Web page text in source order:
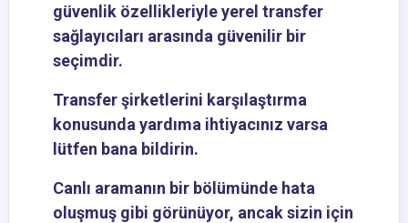
güvenlik özellikleriyle yerel transfer
sağlayıcıları arasında güvenilir bir
seçimdir.
Transfer şirketlerini karşılaştırma
konusunda yardıma ihtiyacınız varsa
lütfen bana bildirin.
Canlı aramanın bir bölümünde hata
oluşmuş gibi görünüyor, ancak sizin için